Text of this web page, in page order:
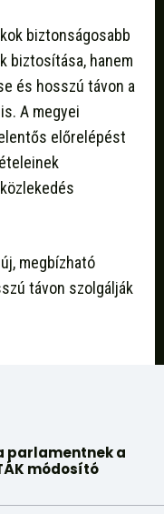
biztonságosabb
biztosítása, hanem
és hosszú távon a
A megyei
előrelépést
megbízható
távon szolgálják
parlamentnek a
módosító